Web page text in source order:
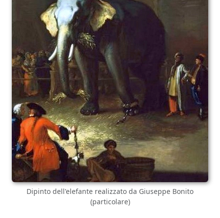
Dipinto dell'elefante realizzato da Giuseppe Bonito
(particolare)